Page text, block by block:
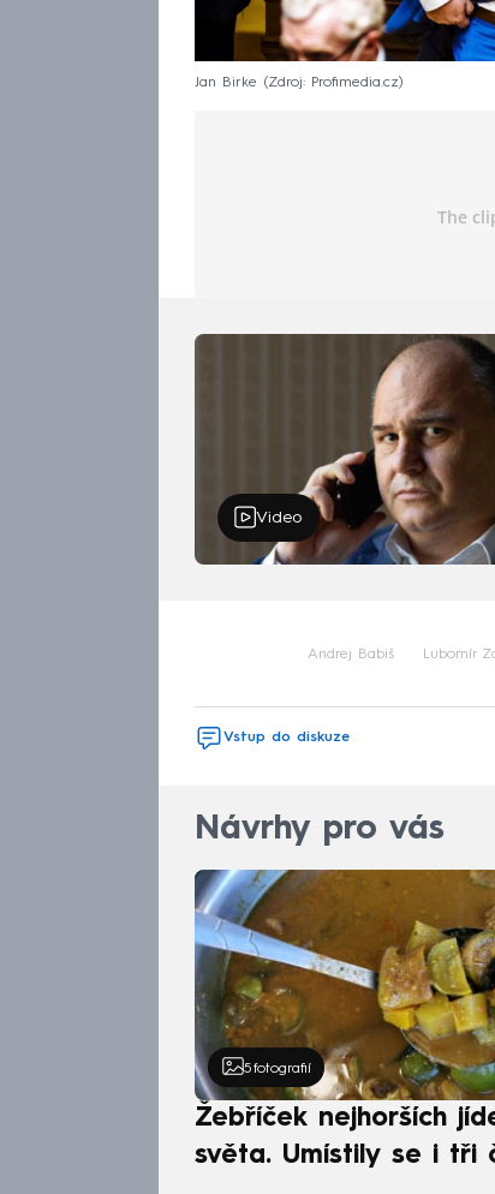
Jan Birke Zdroj: Profimedia.cz
Video
Andrej Babiš Lubomír
Vstup do diskuze
Návrhy pro vás
5 fotografií
Žebříček nejhorších
světa. Umístily se i tři